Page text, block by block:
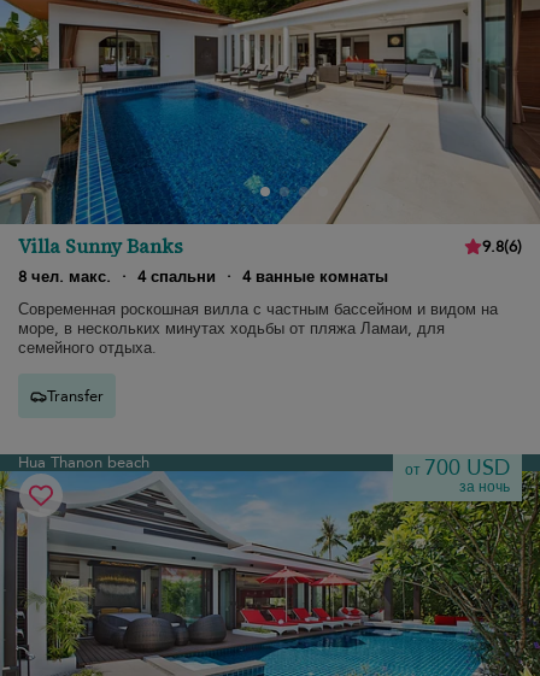
Villa Sunny Banks 9.8(6)
8 чел. макс.
· 4 спальни · 4 ванные комнаты
Современная роскошная вилла с частным бассейном и видом на
море, в нескольких минутах ходьбы от пляжа Ламаи, для
семейного отдыха.
Transfer
Hua Thanon beach от 700 USD
за ночь